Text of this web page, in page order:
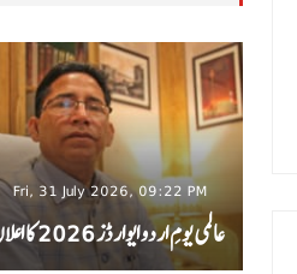
Fri, 31 July 2026, 09:22 PM
عالمی یومِ اردو ایوارڈز 2026 کا اعلان